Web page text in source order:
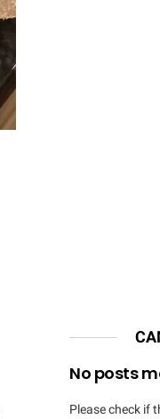
No posts
Please check if